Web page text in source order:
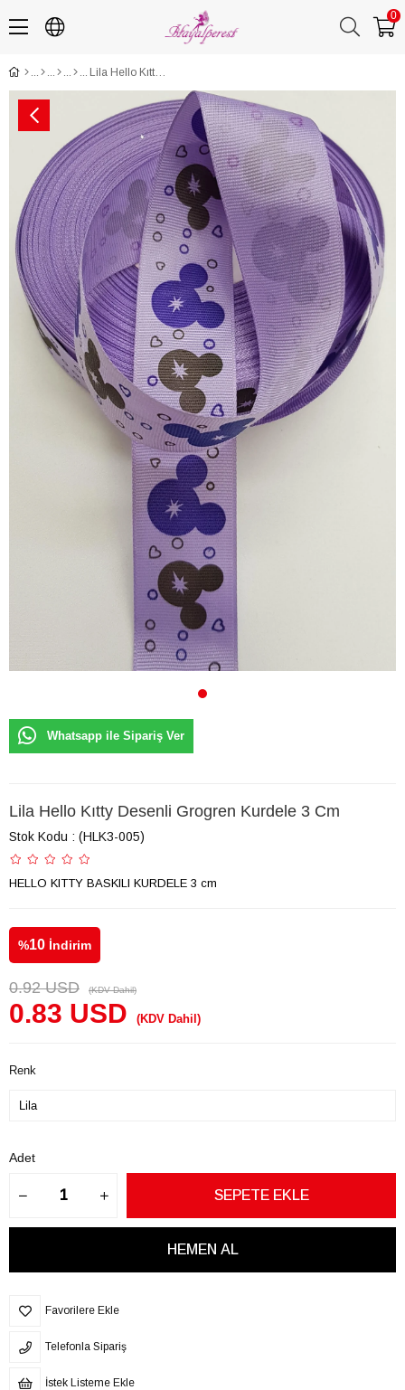
0
Lila Hello Kıtty Desenli Grogren Kurdele 3 Cm
Whatsapp ile Sipariş Ver
Lila Hello Kıtty Desenli Grogren Kurdele 3 Cm
Stok Kodu (HLK3-005)
HELLO KITTY BASKILI KURDELE 3 cm
%10 İndirim
0.92 USD (KDV Dahil)
0.83 USD (KDV Dahil)
Renk
Adet
Favorilere Ekle
Telefonla Sipariş
İstek Listeme Ekle